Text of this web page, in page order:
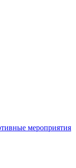
мероприятия